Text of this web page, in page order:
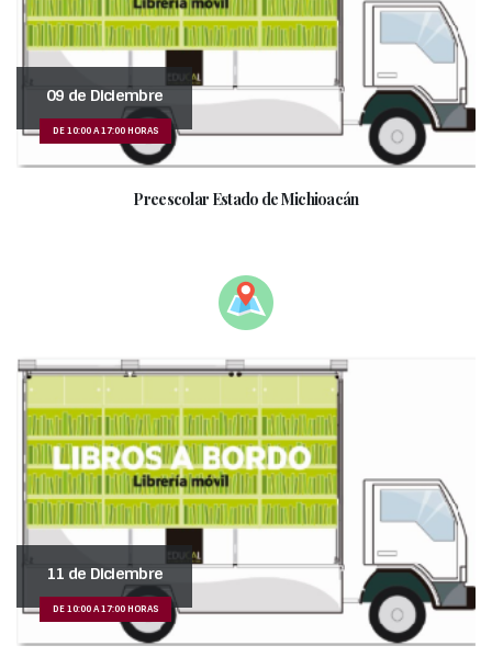
09 de Diciembre
DE 10:00 A 17:00 HORAS
Preescolar Estado de Michioacán
11 de Diciembre
DE 10:00 A 17:00 HORAS